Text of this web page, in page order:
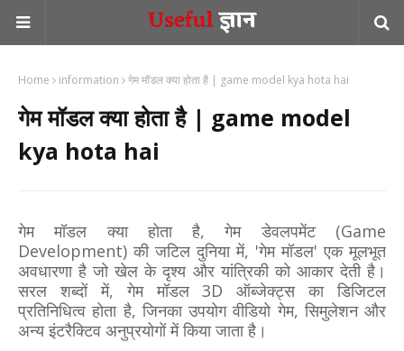
Home information गेम मॉडल क्या होता है | game model kya hota hai
गेम मॉडल क्या होता है | game model
kya hota hai
गेम मॉडल क्या होता है, गेम डेवलपमेंट (Game
Development) की जटिल दुनिया में, 'गेम मॉडल' एक मूलभूत
अवधारणा है जो खेल के दृश्य और यांत्रिकी को आकार देती है।
सरल शब्दों में, गेम मॉडल 3D ऑब्जेक्ट्स का डिजिटल
प्रतिनिधित्व होता है, जिनका उपयोग वीडियो गेम, सिमुलेशन और
अन्य इंटरैक्टिव अनुप्रयोगों में किया जाता है।